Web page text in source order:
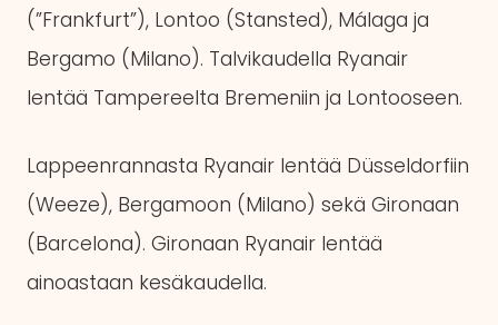
(”Frankfurt”), Lontoo (Stansted), Málaga ja
Bergamo (Milano). Talvikaudella Ryanair
lentää Tampereelta Bremeniin ja Lontooseen.
Lappeenrannasta Ryanair lentää Düsseldorfiin
(Weeze), Bergamoon (Milano) sekä Gironaan
(Barcelona). Gironaan Ryanair lentää
ainoastaan kesäkaudella.